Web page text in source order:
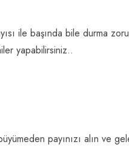
ile başında bile durma
yapabilirsiniz..
payınızı alın ve